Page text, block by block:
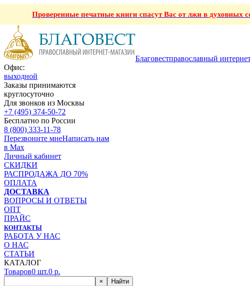
Проверенные печатные книги спасут Вас от лжи в духовных
Благовестправославный
Офис:
выходной
Заказы принимаются
круглосуточно
Для звонков из Москвы
+7 (495) 374-50-72
Бесплатно по России
8 (800) 333-11-78
Перезвоните мнеНаписать нам
в Max
Личный кабинет
СКИДКИ
РАСПРОДАЖА ДО 70%
ОПЛАТА
ДОСТАВКА
ВОПРОСЫ И ОТВЕТЫ
ОПТ
ПРАЙС
КОНТАКТЫ
РАБОТА У НАС
О НАС
СТАТЬИ
КАТАЛОГ
Товаров0 шт.0 р.
× Найти